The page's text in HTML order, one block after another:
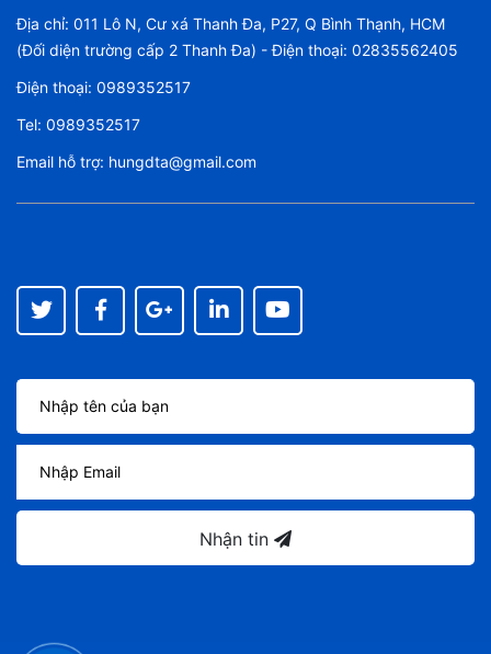
Địa chỉ: 011 Lô N, Cư xá Thanh Đa, P27, Q Bình Thạnh, HCM
(Đối diện trường cấp 2 Thanh Đa) - Điện thoại: 02835562405
Điện thoại: 0989352517
Tel: 0989352517
Email hỗ trợ: hungdta@gmail.com
Nhận tin